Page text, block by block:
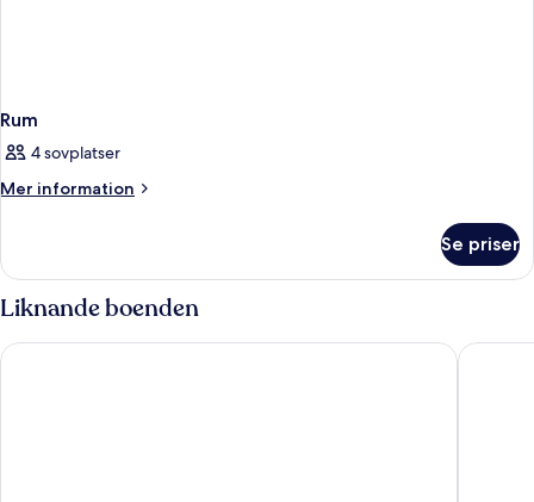
Rum
4 sovplatser
Mer information
Mer
Se priser
Liknande boenden
Hotel Henri NY NEW